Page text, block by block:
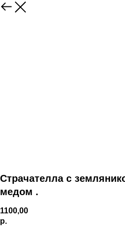
Страчателла с
медом .
1100,00
р.